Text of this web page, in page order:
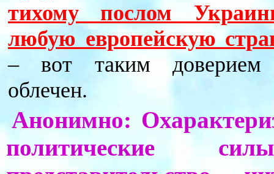
тихому послом
любую европейскую
– вот таким
облечен.
Анонимно:
политические